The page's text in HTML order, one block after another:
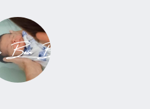
Bain Bébé ®